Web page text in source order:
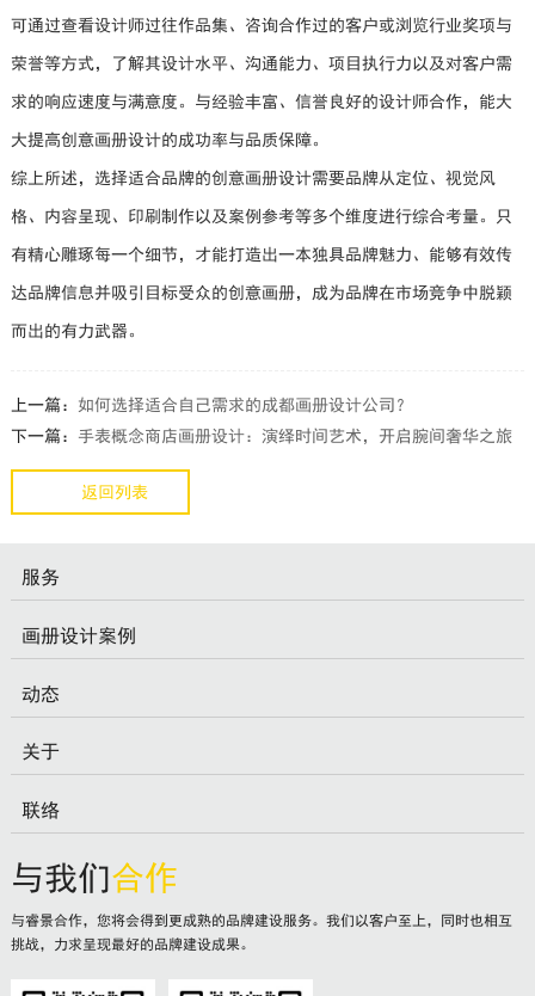
可通过查看设计师过往作品集、咨询合作过的客户或浏览行业奖项与
荣誉等方式，了解其设计水平、沟通能力、项目执行力以及对客户需
求的响应速度与满意度。与经验丰富、信誉良好的设计师合作，能大
大提高创意画册设计的成功率与品质保障。
综上所述，选择适合品牌的创意画册设计需要品牌从定位、视觉风
格、内容呈现、印刷制作以及案例参考等多个维度进行综合考量。只
有精心雕琢每一个细节，才能打造出一本独具品牌魅力、能够有效传
达品牌信息并吸引目标受众的创意画册，成为品牌在市场竞争中脱颖
而出的有力武器。
上一篇： 如何选择适合自己需求的成都画册设计公司？
下一篇： 手表概念商店画册设计：演绎时间艺术，开启腕间奢华之旅
返回列表
服务
画册设计案例
动态
关于
联络
与我们合作
与睿景合作，您将会得到更成熟的品牌建设服务。我们以客户至上，同时也相互
挑战，力求呈现最好的品牌建设成果。